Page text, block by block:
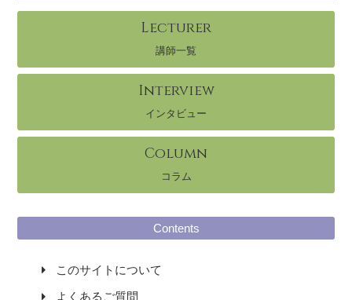
Lecturer
講師一覧
Interview
インタビュー
Column
コラム
Contents
このサイトについて
よくあるご質問